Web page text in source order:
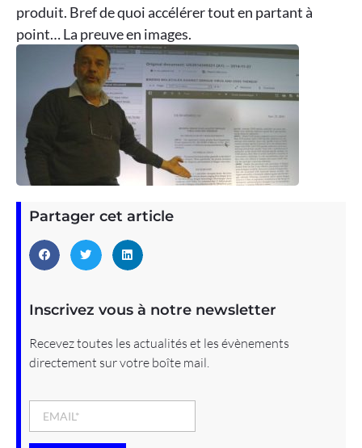
produit. Bref de quoi accélérer tout en partant à
point… La preuve en images.
Partager cet article
Inscrivez vous à notre newsletter
Recevez toutes les actualités et les évènements
directement sur votre boîte mail.